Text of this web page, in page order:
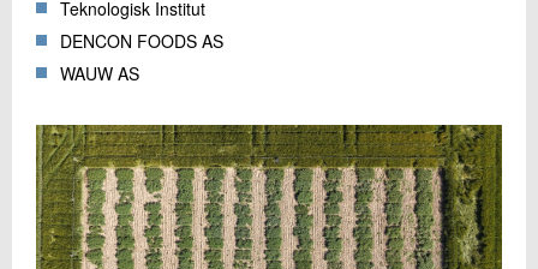
Teknologisk Institut
DENCON FOODS AS
WAUW AS